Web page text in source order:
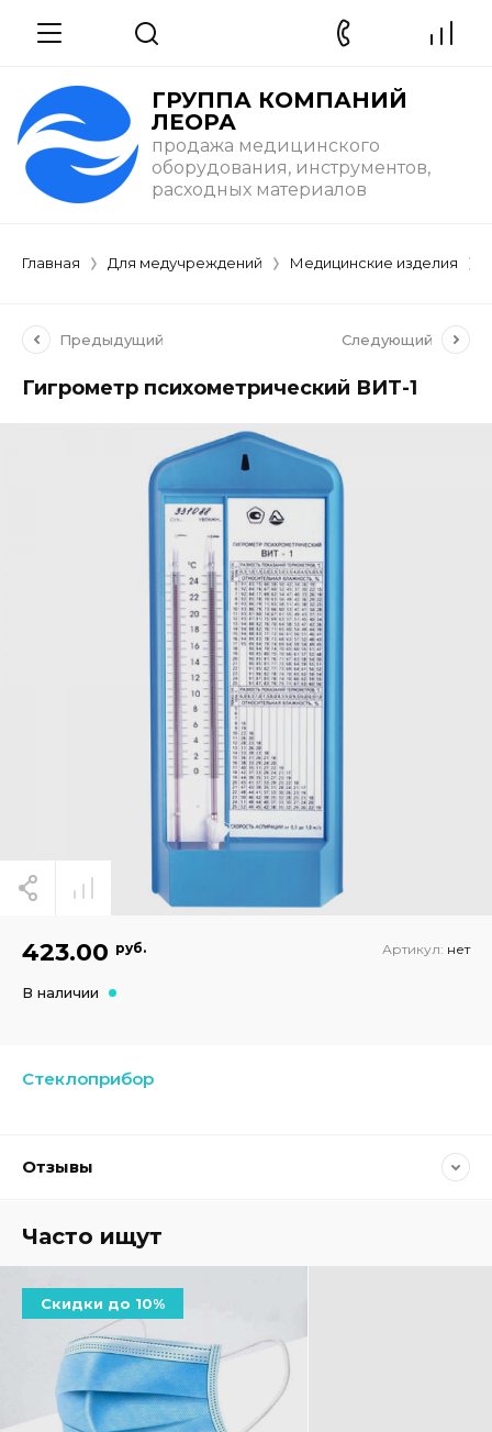
ГРУППА КОМПАНИЙ
ЛЕОРА
продажа медицинского
оборудования, инструментов,
расходных материалов
Главная Для медучреждений Медицинские изделия
Предыдущий Следующий
Гигрометр психометрический ВИТ-1
Стеклоприбор
423.00 руб. Артикул: нет
В наличии
Отзывы
Часто ищут
Скидки до 10%